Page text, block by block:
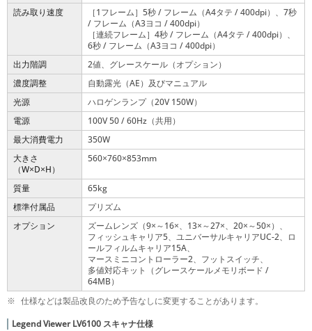
読み取り速度
［1フレーム］5秒 / フレーム（A4タテ / 400dpi）、7秒
/ フレーム（A3ヨコ / 400dpi）
［連続フレーム］4秒 / フレーム（A4タテ / 400dpi）、
6秒 / フレーム（A3ヨコ / 400dpi）
出力階調
2値、グレースケール（オプション）
濃度調整
自動露光（AE）及びマニュアル
光源
ハロゲンランプ（20V 150W）
電源
100V 50 / 60Hz（共用）
最大消費電力
350W
大きさ
（W×D×H）
560×760×853mm
質量
65kg
標準付属品
プリズム
オプション
ズームレンズ（9× ～16×、13× ～27×、20× ～50× ）、
フィッシュキャリア5、ユニバーサルキャリアUC-2、ロ
ールフィルムキャリア15A、
マースミニコントローラー2、フットスイッチ、
多値対応キット（グレースケールメモリボード /
64MB）
※ 仕様などは製品改良のため予告なしに変更することがあります。
Legend Viewer LV6100 スキャナ仕様